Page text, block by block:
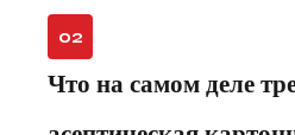
асептическую
целостность
7
02
Что на самом деле